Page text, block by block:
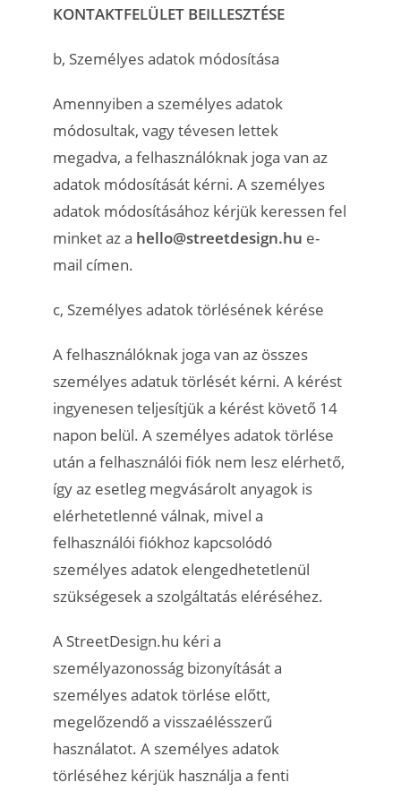
KONTAKTFELÜLET BEILLESZTÉSE
b, Személyes adatok módosítása
Amennyiben a személyes adatok
módosultak, vagy tévesen lettek
megadva, a felhasználóknak joga van az
adatok módosítását kérni. A személyes
adatok módosításához kérjük keressen fel
minket az a hello@streetdesign.hu e-
mail címen.
c, Személyes adatok törlésének kérése
A felhasználóknak joga van az összes
személyes adatuk törlését kérni. A kérést
ingyenesen teljesítjük a kérést követő 14
napon belül. A személyes adatok törlése
után a felhasználói fiók nem lesz elérhető,
így az esetleg megvásárolt anyagok is
elérhetetlenné válnak, mivel a
felhasználói fiókhoz kapcsolódó
személyes adatok elengedhetetlenül
szükségesek a szolgáltatás eléréséhez.
A StreetDesign.hu kéri a
személyazonosság bizonyítását a
személyes adatok törlése előtt,
megelőzendő a visszaélésszerű
használatot. A személyes adatok
törléséhez kérjük használja a fenti